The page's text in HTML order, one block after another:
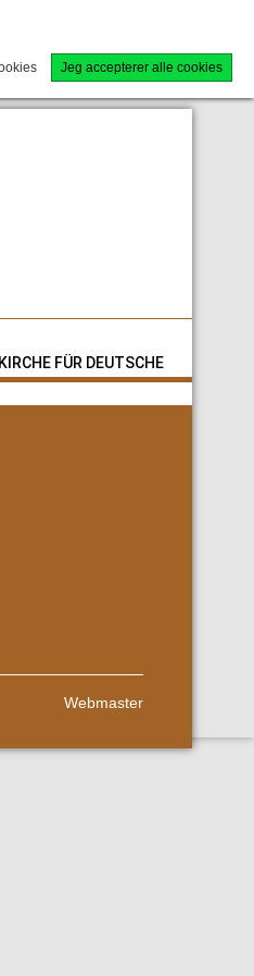
KIRCHE FÜR DEUTSCHE
Webmaster
Jeg accepterer alle cookies